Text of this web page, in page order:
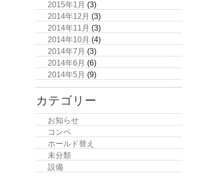
2015年1月 (3)
2014年12月 (3)
2014年11月 (3)
2014年10月 (4)
2014年7月 (3)
2014年6月 (6)
2014年5月 (9)
カテゴリー
お知らせ
コンペ
ホールド替え
未分類
設備